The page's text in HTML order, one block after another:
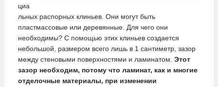
циа
льных распорных клиньев. Они могут быть
пластмассовые или деревянные. Для чего они
необходимы? С помощью этих клиньев создается
небольшой, размером всего лишь в 1 сантиметр, зазор
между стеновыми поверхностями и ламинатом. Этот
зазор необходим, потому что ламинат, как и многие
отделочные материалы, при изменении